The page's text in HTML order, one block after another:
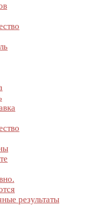
результаты